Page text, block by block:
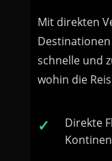
Mit direkten
schnelle und
wohin die
Direkte